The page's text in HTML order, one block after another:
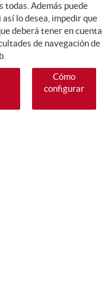
todas. Además puede
lo desea, impedir que
deberá tener en cuenta
de navegación de
Cómo
configurar